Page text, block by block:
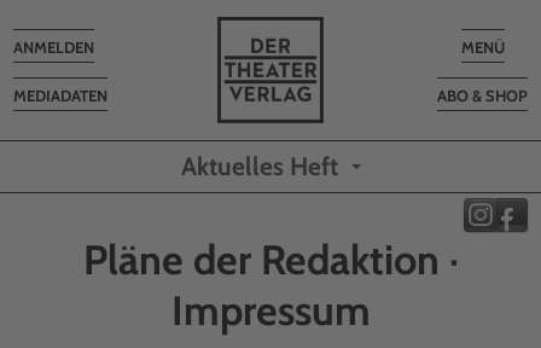
Toggle
MENÜ
ABO & SHOP
MEDIADATEN
Toggle
navigation
ANMELDEN
Aktuelles Heft
Pläne der Redaktion ·
Impressum